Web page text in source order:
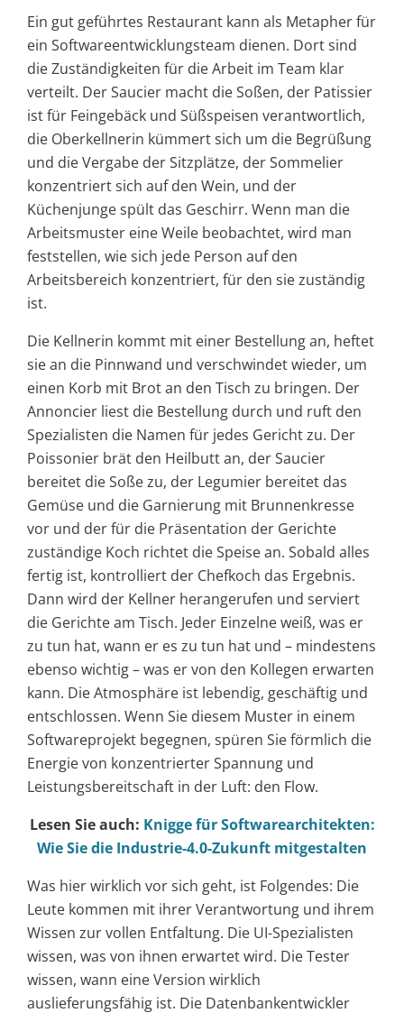
Ein gut geführtes Restaurant kann als Metapher für
ein Softwareentwicklungsteam dienen. Dort sind
die Zuständigkeiten für die Arbeit im Team klar
verteilt. Der Saucier macht die Soßen, der Patissier
ist für Feingebäck und Süßspeisen verantwortlich,
die Oberkellnerin kümmert sich um die Begrüßung
und die Vergabe der Sitzplätze, der Sommelier
konzentriert sich auf den Wein, und der
Küchenjunge spült das Geschirr. Wenn man die
Arbeitsmuster eine Weile beobachtet, wird man
feststellen, wie sich jede Person auf den
Arbeitsbereich konzentriert, für den sie zuständig
ist.
Die Kellnerin kommt mit einer Bestellung an, heftet
sie an die Pinnwand und verschwindet wieder, um
einen Korb mit Brot an den Tisch zu bringen. Der
Annoncier liest die Bestellung durch und ruft den
Spezialisten die Namen für jedes Gericht zu. Der
Poissonier brät den Heilbutt an, der Saucier
bereitet die Soße zu, der Legumier bereitet das
Gemüse und die Garnierung mit Brunnenkresse
vor und der für die Präsentation der Gerichte
zuständige Koch richtet die Speise an. Sobald alles
fertig ist, kontrolliert der Chefkoch das Ergebnis.
Dann wird der Kellner herangerufen und serviert
die Gerichte am Tisch. Jeder Einzelne weiß, was er
zu tun hat, wann er es zu tun hat und – mindestens
ebenso wichtig – was er von den Kollegen erwarten
kann. Die Atmosphäre ist lebendig, geschäftig und
entschlossen. Wenn Sie diesem Muster in einem
Softwareprojekt begegnen, spüren Sie förmlich die
Energie von konzentrierter Spannung und
Leistungsbereitschaft in der Luft: den Flow.
Lesen Sie auch: Knigge für Softwarearchitekten:
Wie Sie die Industrie-4.0-Zukunft mitgestalten
Was hier wirklich vor sich geht, ist Folgendes: Die
Leute kommen mit ihrer Verantwortung und ihrem
Wissen zur vollen Entfaltung. Die UI-Spezialisten
wissen, was von ihnen erwartet wird. Die Tester
wissen, wann eine Version wirklich
auslieferungsfähig ist. Die Datenbankentwickler